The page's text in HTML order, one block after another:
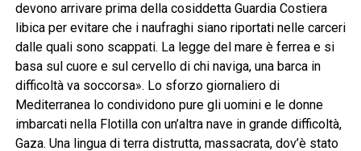
devono arrivare prima della cosiddetta Guardia Costiera
libica per evitare che i naufraghi siano riportati nelle carceri
dalle quali sono scappati. La legge del mare è ferrea e si
basa sul cuore e sul cervello di chi naviga, una barca in
difficoltà va soccorsa». Lo sforzo giornaliero di
Mediterranea lo condividono pure gli uomini e le donne
imbarcati nella Flotilla con un’altra nave in grande difficoltà,
Gaza. Una lingua di terra distrutta, massacrata, dov’è stato